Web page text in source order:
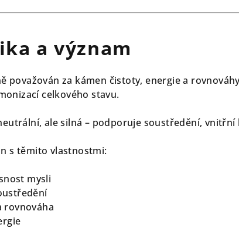
a význam
považován za kámen čistoty, energie a
celkového stavu.
ale silná – podporuje soustředění,
s těmito vlastnostmi:
mysli
rovnováha